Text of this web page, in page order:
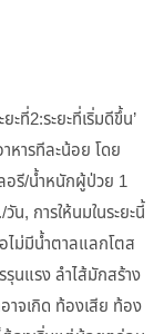
ะที่2:ระยะที่เริ่มดีขึ้น’
หารทีละน้อย โดย
อรี/น้ำหนักผู้ป่วย 1
, การให้นมในระยะนี้
ม่มีน้ำตาลแลกโตส
รุนแรง ลำไส้มักสร้าง
จเกิด ท้องเสีย ท้อง